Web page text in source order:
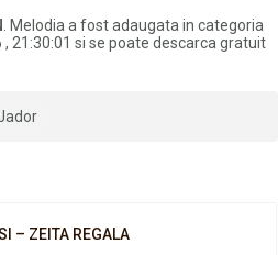
. Melodia a fost adaugata in categoria
21:30:01 si se poate descarca gratuit
– ZEITA REGALA